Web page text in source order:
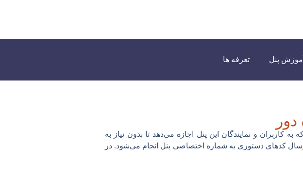
آموزش پنل تعرفه ها
کاربران و نمایندگان این پنل اجازه می‌دهد تا بدون نیاز به
کدهای دستوری به شماره اختصاصی پنل انجام می‌شود. در